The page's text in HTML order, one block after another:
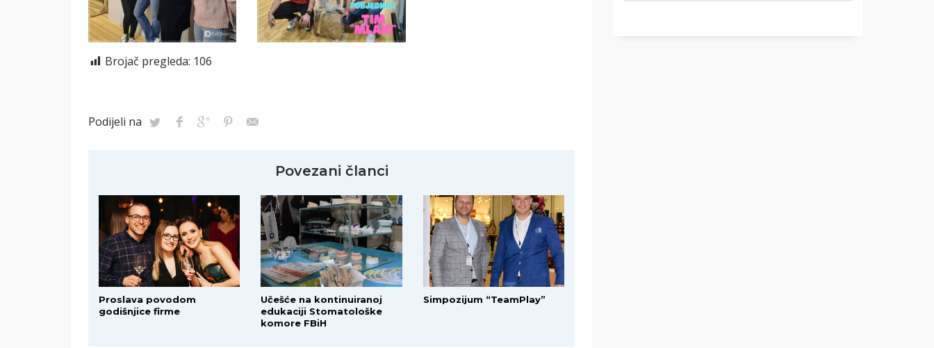
Brojač pregleda: 106
Podijeli na
Povezani članci
Proslava povodom
godišnjice firme
Učešće na kontinuiranoj
edukaciji Stomatološke
komore FBiH
Simpozijum “TeamPlay”